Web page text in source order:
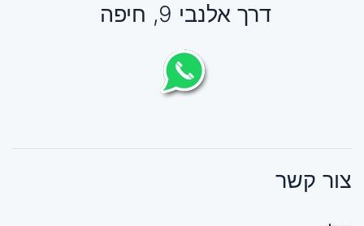
דרך אלנבי 9, חיפה
צור קשר